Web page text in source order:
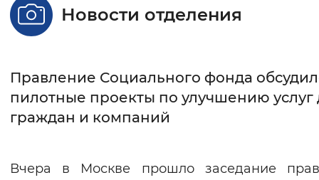
Стандартный Увеличенный
Без засечек С засечками
Интервал между буквами
Новости отделения
Правление Социального фонда
пилотные проекты по улучшению услуг
граждан и компаний
Вчера в Москве прошло заседание